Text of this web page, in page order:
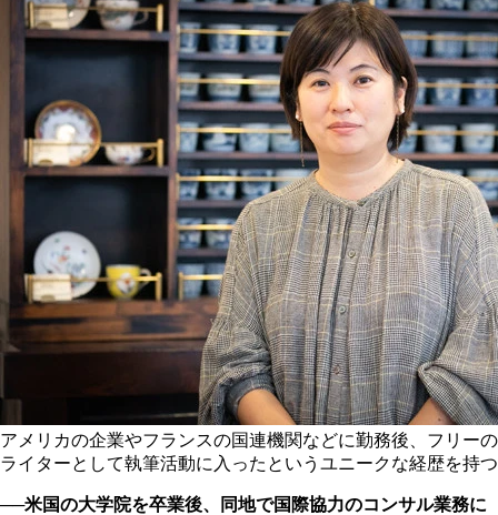
アメリカの企業やフランスの国連機関などに勤務後、フリーの
ライターとして執筆活動に入ったというユニークな経歴を持つ
──米国の大学院を卒業後、同地で国際協力のコンサル業務に